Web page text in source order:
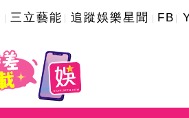
三立藝能 追蹤娛樂星聞 FB